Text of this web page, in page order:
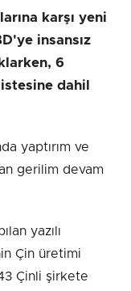
karşı yeni
insansız
6
dahil
yaptırım ve
gerilim devam
yazılı
Çin üretimi
Çinli şirkete